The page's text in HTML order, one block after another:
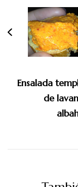
entradas
Ensalada
de